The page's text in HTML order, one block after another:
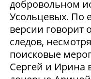
добровольном
Усольцевых. По
версии говорит
следов,
поисковые
Сергей и Ирина